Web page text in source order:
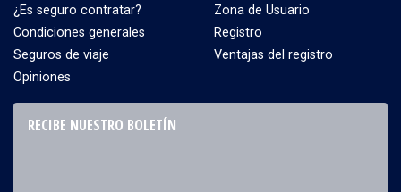
¿Es seguro contratar?
Condiciones generales
Seguros de viaje
Opiniones
Zona de Usuario
Registro
Ventajas del registro
RECIBE NUESTRO BOLETÍN